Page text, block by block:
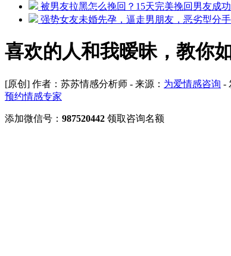
被男友拉黑怎么挽回？15天完美挽回男友成
强势女友未婚先孕，逼走男朋友，恶劣型分
喜欢的人和我暧昧，教你
[原创] 作者：苏苏情感分析师 - 来源： 为爱情感咨询 -
预约情感专家
添加微信号： 987520442 领取咨询名额